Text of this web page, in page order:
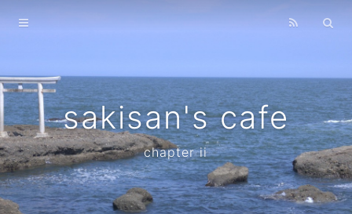
sakisan's cafe
chapter ii
Home